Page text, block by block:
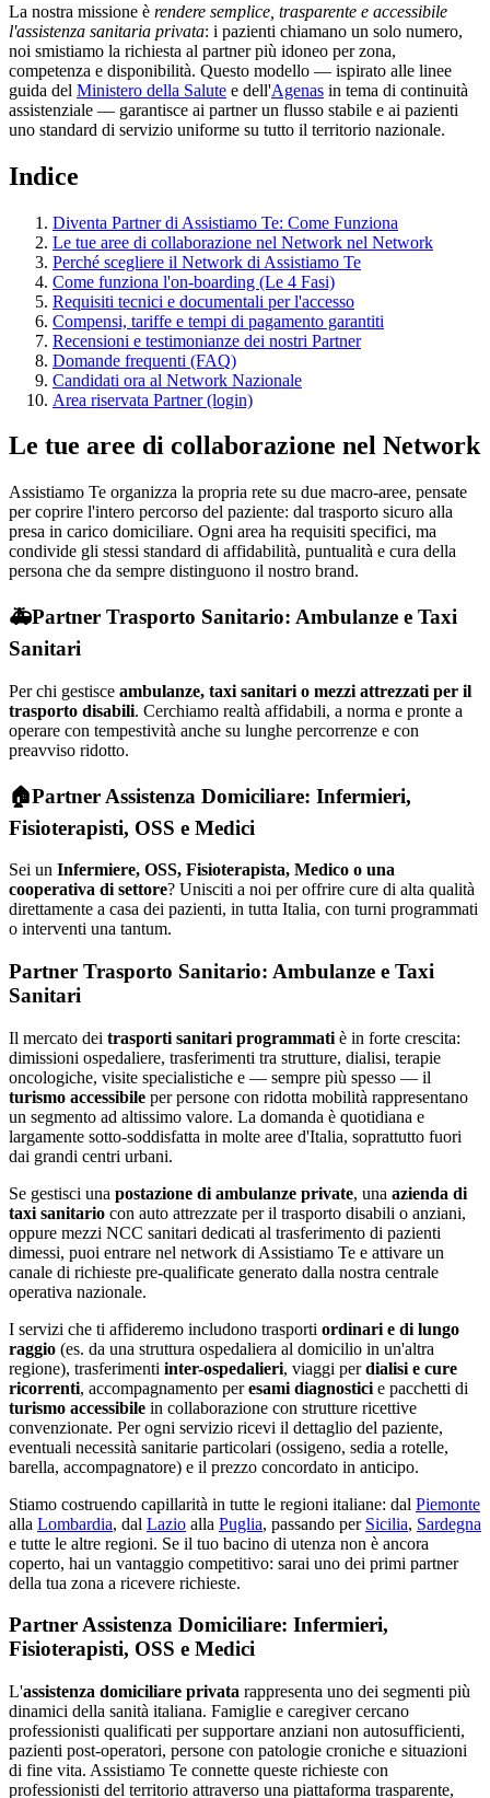
La nostra missione è rendere semplice, trasparente e accessibile
l'assistenza sanitaria privata: i pazienti chiamano un solo numero,
noi smistiamo la richiesta al partner più idoneo per zona,
competenza e disponibilità. Questo modello — ispirato alle linee
guida del Ministero della Salute e dell'Agenas in tema di continuità
assistenziale — garantisce ai partner un flusso stabile e ai pazienti
uno standard di servizio uniforme su tutto il territorio nazionale.
Indice
Diventa Partner di Assistiamo Te: Come Funziona
Le tue aree di collaborazione nel Network nel Network
Perché scegliere il Network di Assistiamo Te
Come funziona l'on-boarding (Le 4 Fasi)
Requisiti tecnici e documentali per l'accesso
Compensi, tariffe e tempi di pagamento garantiti
Recensioni e testimonianze dei nostri Partner
Domande frequenti (FAQ)
Candidati ora al Network Nazionale
Area riservata Partner (login)
Le tue aree di collaborazione nel Network
Assistiamo Te organizza la propria rete su due macro-aree, pensate
per coprire l'intero percorso del paziente: dal trasporto sicuro alla
presa in carico domiciliare. Ogni area ha requisiti specifici, ma
condivide gli stessi standard di affidabilità, puntualità e cura della
persona che da sempre distinguono il nostro brand.
🚑Partner Trasporto Sanitario: Ambulanze e Taxi
Sanitari
Per chi gestisce ambulanze, taxi sanitari o mezzi attrezzati per il
trasporto disabili. Cerchiamo realtà affidabili, a norma e pronte a
operare con tempestività anche su lunghe percorrenze e con
preavviso ridotto.
🏠Partner Assistenza Domiciliare: Infermieri,
Fisioterapisti, OSS e Medici
Sei un Infermiere, OSS, Fisioterapista, Medico o una
cooperativa di settore? Unisciti a noi per offrire cure di alta qualità
direttamente a casa dei pazienti, in tutta Italia, con turni programmati
o interventi una tantum.
Partner Trasporto Sanitario: Ambulanze e Taxi
Sanitari
Il mercato dei trasporti sanitari programmati è in forte crescita:
dimissioni ospedaliere, trasferimenti tra strutture, dialisi, terapie
oncologiche, visite specialistiche e — sempre più spesso — il
turismo accessibile per persone con ridotta mobilità rappresentano
un segmento ad altissimo valore. La domanda è quotidiana e
largamente sotto-soddisfatta in molte aree d'Italia, soprattutto fuori
dai grandi centri urbani.
Se gestisci una postazione di ambulanze private, una azienda di
taxi sanitario con auto attrezzate per il trasporto disabili o anziani,
oppure mezzi NCC sanitari dedicati al trasferimento di pazienti
dimessi, puoi entrare nel network di Assistiamo Te e attivare un
canale di richieste pre-qualificate generato dalla nostra centrale
operativa nazionale.
I servizi che ti affideremo includono trasporti ordinari e di lungo
raggio (es. da una struttura ospedaliera al domicilio in un'altra
regione), trasferimenti inter-ospedalieri, viaggi per dialisi e cure
ricorrenti, accompagnamento per esami diagnostici e pacchetti di
turismo accessibile in collaborazione con strutture ricettive
convenzionate. Per ogni servizio ricevi il dettaglio del paziente,
eventuali necessità sanitarie particolari (ossigeno, sedia a rotelle,
barella, accompagnatore) e il prezzo concordato in anticipo.
Stiamo costruendo capillarità in tutte le regioni italiane: dal Piemonte
alla Lombardia, dal Lazio alla Puglia, passando per Sicilia, Sardegna
e tutte le altre regioni. Se il tuo bacino di utenza non è ancora
coperto, hai un vantaggio competitivo: sarai uno dei primi partner
della tua zona a ricevere richieste.
Partner Assistenza Domiciliare: Infermieri,
Fisioterapisti, OSS e Medici
L'assistenza domiciliare privata rappresenta uno dei segmenti più
dinamici della sanità italiana. Famiglie e caregiver cercano
professionisti qualificati per supportare anziani non autosufficienti,
pazienti post-operatori, persone con patologie croniche e situazioni
di fine vita. Assistiamo Te connette queste richieste con
professionisti del territorio attraverso una piattaforma trasparente,